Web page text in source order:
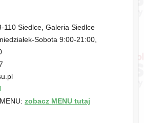
110 Siedlce, Galeria Siedlce
Sobota 9:00-21:00,
zobacz MENU tutaj